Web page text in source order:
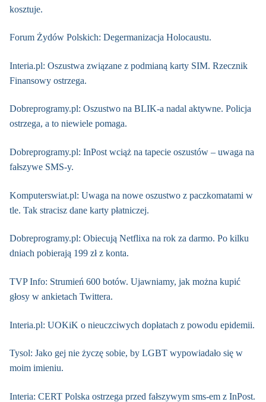
kosztuje.
Forum Żydów Polskich: Degermanizacja Holocaustu.
Interia.pl: Oszustwa związane z podmianą karty SIM. Rzecznik
Finansowy ostrzega.
Dobreprogramy.pl: Oszustwo na BLIK-a nadal aktywne. Policja
ostrzega, a to niewiele pomaga.
Dobreprogramy.pl: InPost wciąż na tapecie oszustów – uwaga na
fałszywe SMS-y.
Komputerswiat.pl: Uwaga na nowe oszustwo z paczkomatami w
tle. Tak stracisz dane karty płatniczej.
Dobreprogramy.pl: Obiecują Netflixa na rok za darmo. Po kilku
dniach pobierają 199 zł z konta.
TVP Info: Strumień 600 botów. Ujawniamy, jak można kupić
głosy w ankietach Twittera.
Interia.pl: UOKiK o nieuczciwych dopłatach z powodu epidemii.
Tysol: Jako gej nie życzę sobie, by LGBT wypowiadało się w
moim imieniu.
Interia: CERT Polska ostrzega przed fałszywym sms-em z InPost.